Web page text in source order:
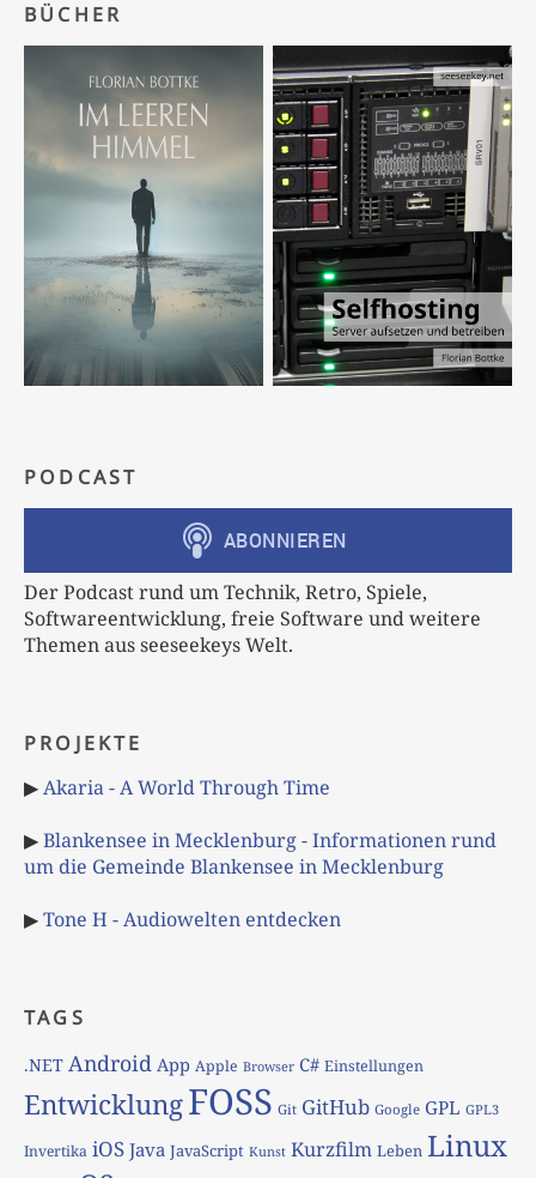
BÜCHER
PODCAST
Der Podcast rund um Technik, Retro, Spiele,
Softwareentwicklung, freie Software und weitere
Themen aus seeseekeys Welt.
PROJEKTE
▶Akaria - A World Through Time
▶Blankensee in Mecklenburg - Informationen rund
um die Gemeinde Blankensee in Mecklenburg
▶Tone H - Audiowelten entdecken
TAGS
.NET Android App Apple Browser C# Einstellungen
EntwicklungFOSS Git GitHub Google GPL GPL3
Invertika iOS Java JavaScript Kunst Kurzfilm Leben Linux